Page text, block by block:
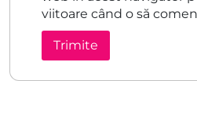
viitoare când o să